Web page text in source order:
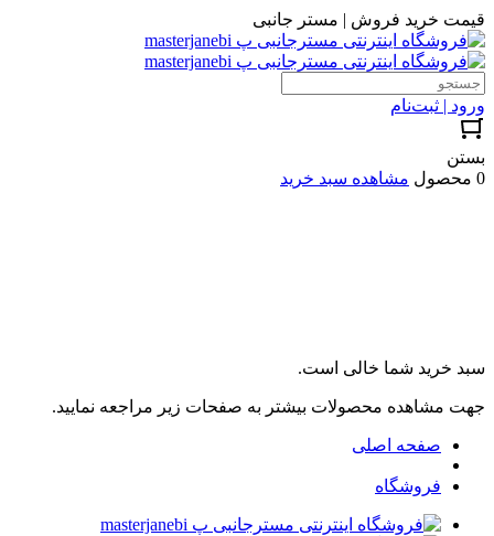
قیمت خرید فروش | مستر جانبی
ورود | ثبت‌نام
بستن
0 محصول
مشاهده سبد خرید
سبد خرید شما خالی است.
جهت مشاهده محصولات بیشتر به صفحات زیر مراجعه نمایید.
صفحه اصلی
فروشگاه